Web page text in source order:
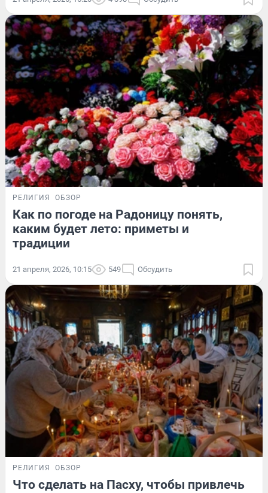
РЕЛИГИЯ ОБЗОР
Как по погоде на Радоницу понять,
каким будет лето: приметы и
традиции
21 апреля, 2026, 10:15 549 Обсудить
РЕЛИГИЯ ОБЗОР
Что сделать на Пасху, чтобы привлечь